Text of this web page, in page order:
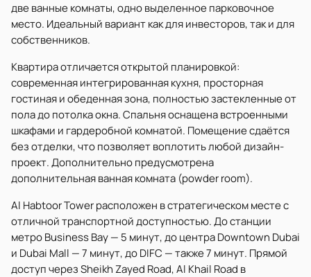
две ванные комнаты, одно выделенное парковочное
место. Идеальный вариант как для инвесторов, так и для
собственников.
Квартира отличается открытой планировкой:
современная интегрированная кухня, просторная
гостиная и обеденная зона, полностью застекленные от
пола до потолка окна. Спальня оснащена встроенными
шкафами и гардеробной комнатой. Помещение сдаётся
без отделки, что позволяет воплотить любой дизайн-
проект. Дополнительно предусмотрена
дополнительная ванная комната (powder room).
Al Habtoor Tower расположен в стратегическом месте с
отличной транспортной доступностью. До станции
метро Business Bay — 5 минут, до центра Downtown Dubai
и Dubai Mall — 7 минут, до DIFC — также 7 минут. Прямой
доступ через Sheikh Zayed Road, Al Khail Road в